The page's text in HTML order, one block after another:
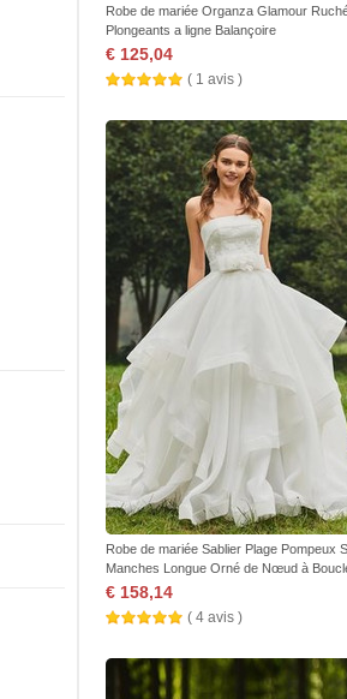
Robe de mariée Organza Glamour
Plongeants a ligne Balançoire
€ 125,04
( 1 avis )
Robe de mariée Sablier Plage Pompeux
Manches Longue Orné de Nœud à
€ 158,14
( 4 avis )